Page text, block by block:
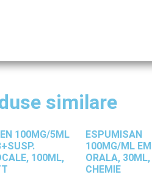
similare
100MG/5ML
100ML,
ESPUMISAN
100MG/ML
ORALA, 30ML,
CHEMIE